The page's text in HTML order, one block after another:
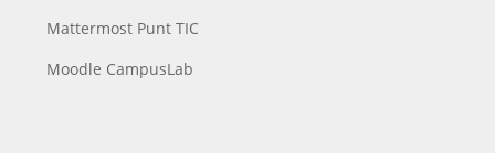
Mattermost Punt TIC
Moodle CampusLab